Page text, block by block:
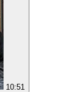
10:51